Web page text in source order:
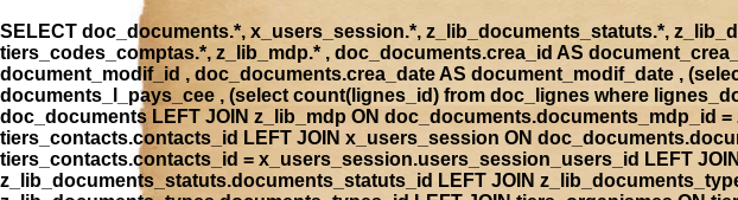
SELECT doc_documents.*, x_users_session.*, z_lib_documents_statuts.*,
tiers_codes_comptas.*, z_lib_mdp.* , doc_documents.crea_id AS
document_modif_id , doc_documents.crea_date AS document_modif_date ,
documents_l_pays_cee , (select count(lignes_id) from doc_lignes where
doc_documents LEFT JOIN z_lib_mdp ON doc_documents.documents_mdp_id
tiers_contacts.contacts_id LEFT JOIN x_users_session ON
tiers_contacts.contacts_id = x_users_session.users_session_users_id LEFT
z_lib_documents_statuts.documents_statuts_id LEFT JOIN